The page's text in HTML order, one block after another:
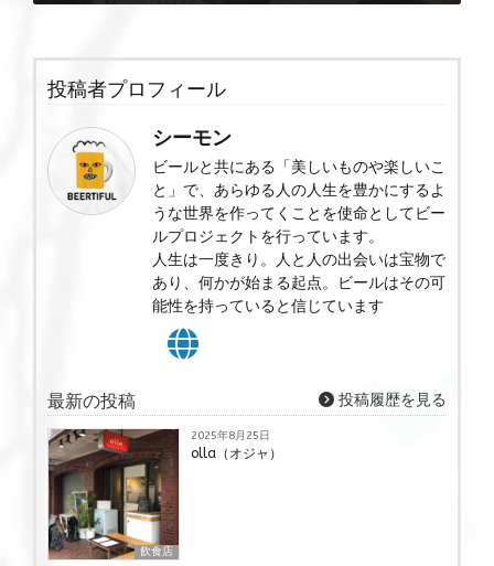
投稿者プロフィール
シーモン
ビールと共にある「美しいものや楽しいこ
と」で、あらゆる人の人生を豊かにするよ
うな世界を作ってくことを使命としてビー
ルプロジェクトを行っています。
人生は一度きり。人と人の出会いは宝物で
あり、何かが始まる起点。ビールはその可
能性を持っていると信じています
最新の投稿 投稿履歴を見る
飲食店
2025年8月25日
olla（オジャ）